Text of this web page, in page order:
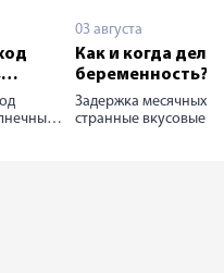
от
03 августа
Как и когда
беременность?
Задержка месячных,
странные вкусовые